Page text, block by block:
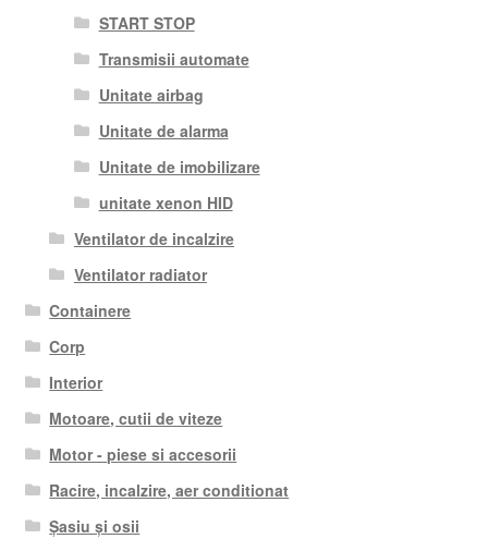
START STOP
Transmisii automate
Unitate airbag
Unitate de alarma
Unitate de imobilizare
unitate xenon HID
Ventilator de incalzire
Ventilator radiator
Containere
Corp
Interior
Motoare, cutii de viteze
Motor - piese si accesorii
Racire, incalzire, aer conditionat
Șasiu și osii